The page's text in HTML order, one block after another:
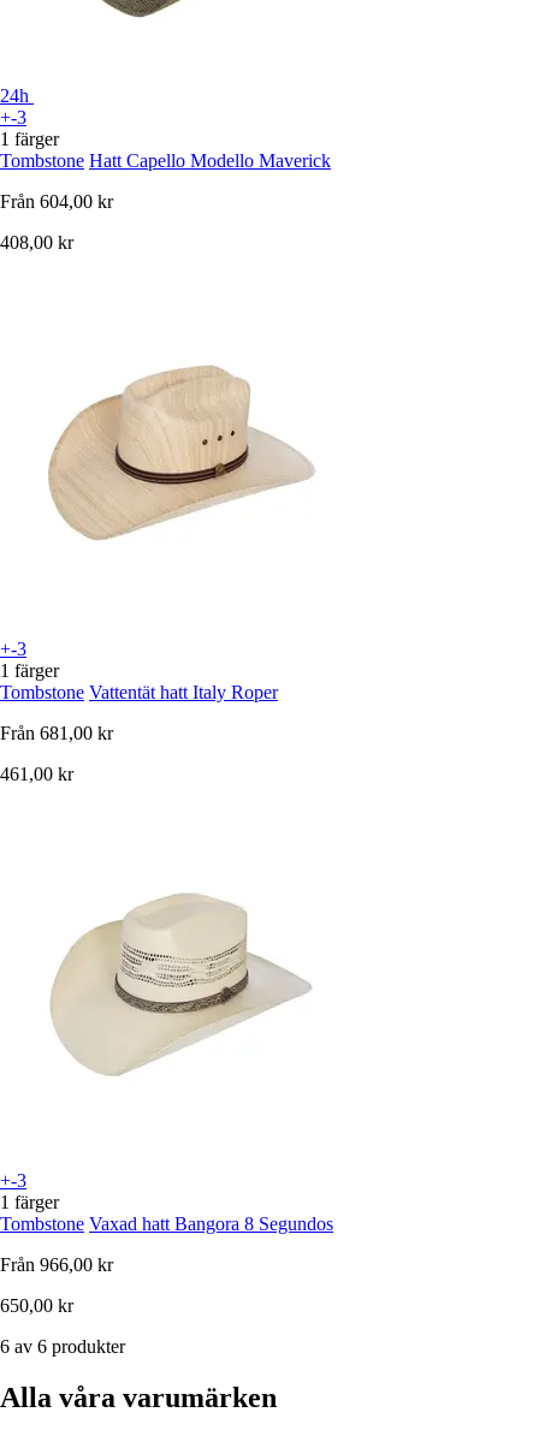
24h
+-3
1 färger
Tombstone Hatt Capello Modello Maverick
Från 604,00 kr
408,00 kr
+-3
1 färger
Tombstone Vattentät hatt Italy Roper
Från 681,00 kr
461,00 kr
+-3
1 färger
Tombstone Vaxad hatt Bangora 8 Segundos
Från 966,00 kr
650,00 kr
6 av 6 produkter
Alla våra varumärken